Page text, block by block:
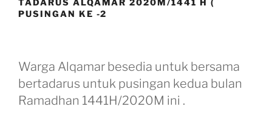
TADARUS ALQAMAR 2020M/1441 H (
PUSINGAN KE -2
Warga Alqamar besedia untuk bersama
bertadarus untuk pusingan kedua bulan
Ramadhan 1441H/2020M ini .